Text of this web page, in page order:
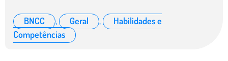
BNCC , Geral ,
Habilidades e
Competências